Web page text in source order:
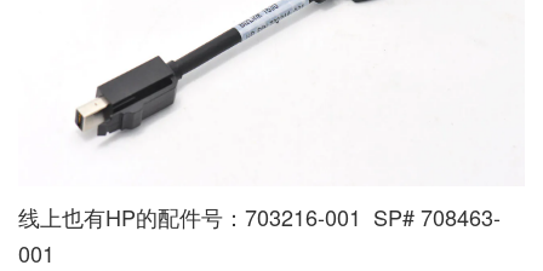
线上也有HP的配件号：703216-001 SP# 708463-
001